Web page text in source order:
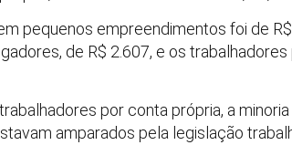
pequenos empreendimentos foi de
de R$ 2.607, e os
por conta própria, a
amparados pela legislação